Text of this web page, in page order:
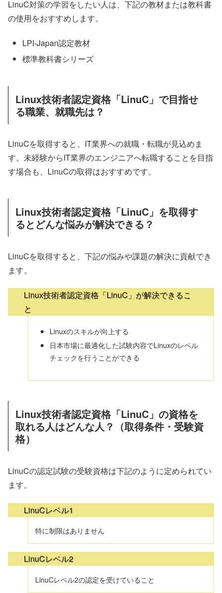
LinuC対策の学習をしたい人は、下記の教材または教科書
の使用をおすすめします。
LPI-Japan認定教材
標準教科書シリーズ
Linux技術者認定資格「LinuC」で目指せ
る職業、就職先は？
LinuCを取得すると、IT業界への就職・転職が見込めま
す。未経験からIT業界のエンジニアへ転職することを目指
す場合も、LinuCの取得はおすすめです。
Linux技術者認定資格「LinuC」を取得す
るとどんな悩みが解決できる？
LinuCを取得すると、下記の悩みや課題の解決に貢献でき
ます。
Linux技術者認定資格「LinuC」が解決できるこ
と
Linuxのスキルが向上する
日本市場に最適化した試験内容でLinuxのレベル
チェックを行うことができる
Linux技術者認定資格「LinuC」の資格を
取れる人はどんな人？（取得条件・受験資
格）
LinuCの認定試験の受験資格は下記のように定められてい
ます。
LinuCレベル1
特に制限はありません
LinuCレベル2
LinuCレベル2の認定を受けていること